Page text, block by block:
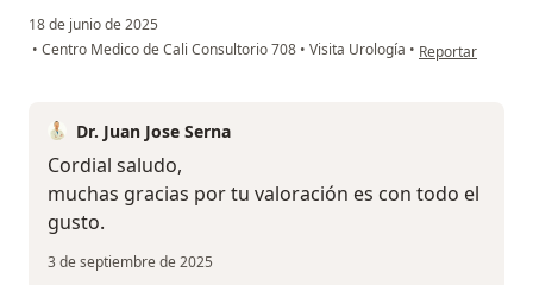
18 de junio de 2025
• Centro Medico de Cali Consultorio 708 • Visita Urología • en opinión del
Reportar
Dr. Juan Jose Serna
Cordial saludo,
muchas gracias por tu valoración es con todo el
gusto.
3 de septiembre de 2025